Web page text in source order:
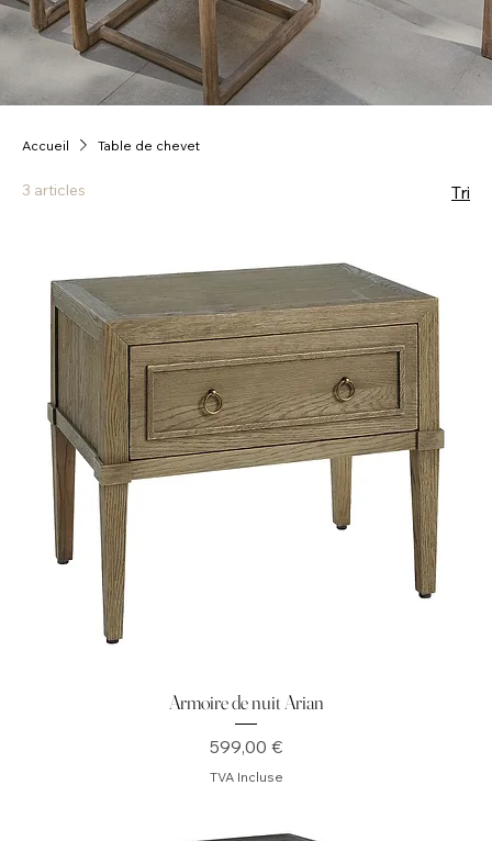
Accueil Table de chevet
3 articles Tri
Armoire de nuit Arian
Prix
599,00 €
TVA Incluse